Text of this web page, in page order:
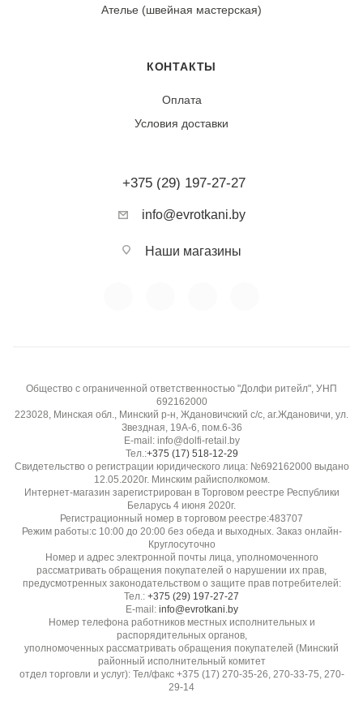
Практически не дает усадки (0-1%). Устойчива к
интенсивной эксплуатации и трении возможно
повреждение тонких волокон.
Шифон (полиэстер)
Прозрачная, струящаяся, легкая
Эластичность:
Гладкость / скользкость:
Скользкая при раскрое, требует фиксации
Прозрачность:
Прозрачная/полупрозрачная (рекомендуется
подкладка)
Устойчивость к пиллингу:
Бренд / производитель:
Ателье (швейная мастерская)
КОНТАКТЫ
Оплата
Условия доставки
+375 (29) 197-27-27
info@evrotkani.by
Наши магазины
Общество с ограниченной ответственностью "Долфи ритейл", УНП
692162000
223028, Минская обл., Минский р-н, Ждановичский с/с, аг.Ждановичи, ул.
Звездная, 19А-6, пом.6-36
E-mail: info@dolfi-retail.by
Тел.:+375 (17) 518-12-29
Свидетельство о регистрации юридического лица: №692162000 выдано
12.05.2020г. Минским райисполкомом.
Интернет-магазин зарегистрирован в Торговом реестре Республики
Беларусь 4 июня 2020г.
Регистрационный номер в торговом реестре:483707
Режим работы:с 10:00 до 20:00 без обеда и выходных. Заказ онлайн-
Круглосуточно
Номер и адрес электронной почты лица, уполномоченного
рассматривать обращения покупателей о нарушении их прав,
предусмотренных законодательством о защите прав потребителей:
Тел.: +375 (29) 197-27-27
E-mail: info@evrotkani.by
Номер телефона работников местных исполнительных и
распорядительных органов,
уполномоченных рассматривать обращения покупателей (Минский
районный исполнительный комитет
отдел торговли и услуг): Тел/факс +375 (17) 270-35-26, 270-33-75, 270-
29-14